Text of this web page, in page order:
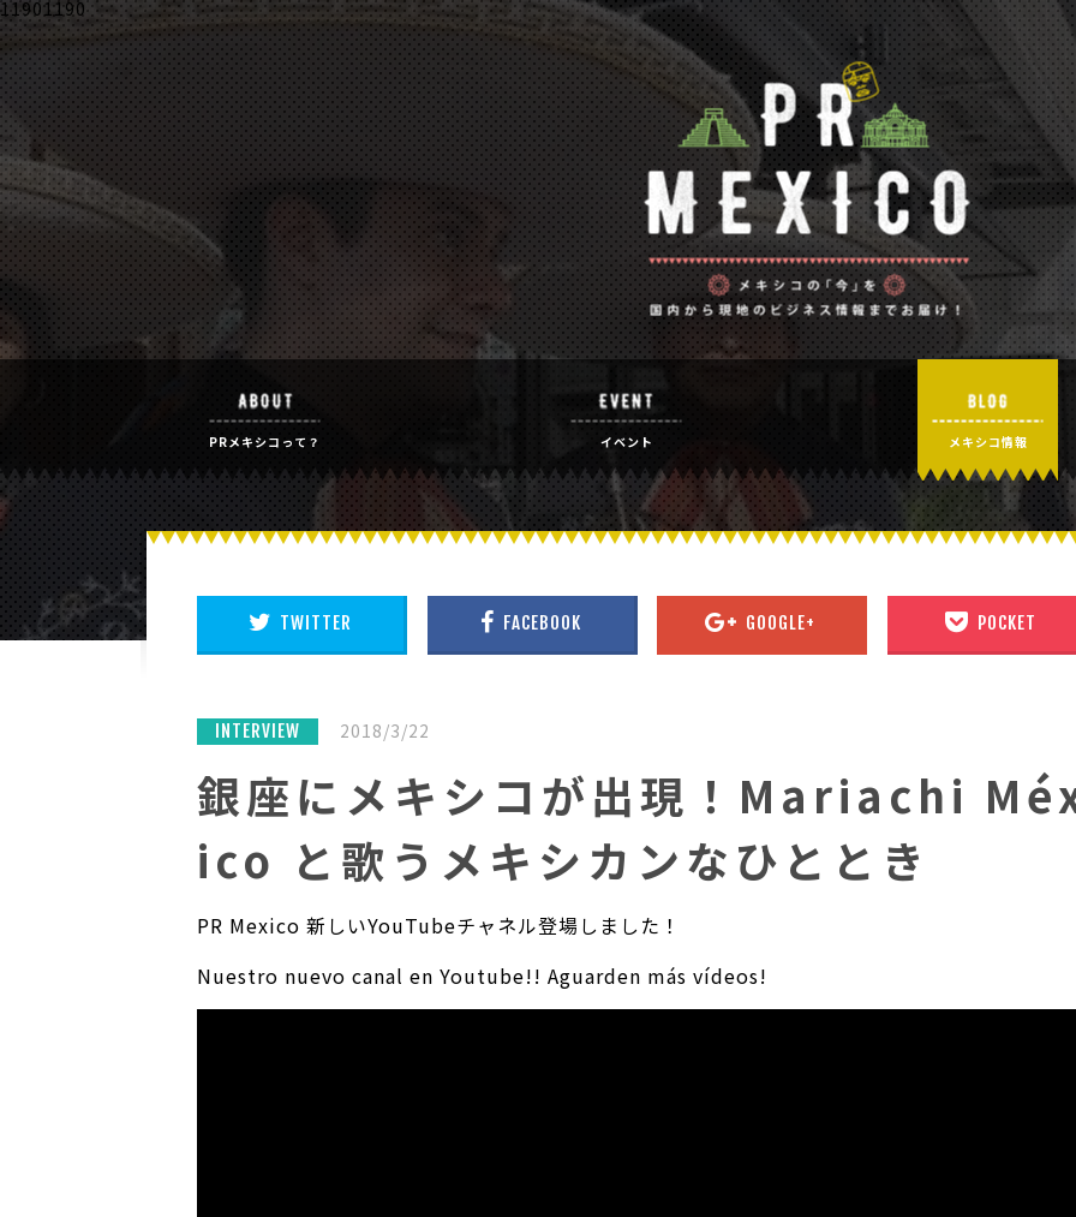
11901190
メキシコの
PRメキシコって？ イベント メキシコ情報
TWITTER FACEBOOK GOOGLE+ POCKET
INTERVIEW 2018/3/22
銀座にメキシコが出現！Mariachi
ico と歌うメキシカンなひととき
PR Mexico 新しいYouTubeチャネル登場しました！
Nuestro nuevo canal en Youtube!! Aguarden más vídeos!